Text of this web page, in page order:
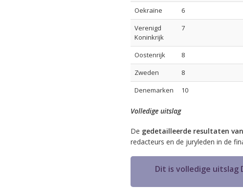
Oekraïne
6
Verenigd
Koninkrijk
7
Oostenrijk 8
Zweden
8
Denemarken
10
Volledige uitslag
De gedetailleerde resultaten
redacteurs en de juryleden in de
Dit is volledige uitslag